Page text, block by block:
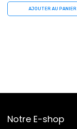
AJOUTER AU PANIER
Notre E-shop